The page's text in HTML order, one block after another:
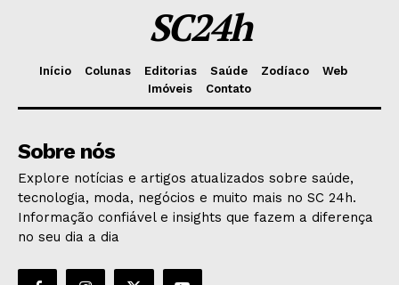
SC24h
Início Colunas Editorias Saúde Zodíaco
Web
Imóveis
Contato
Sobre nós
Explore notícias e artigos atualizados sobre saúde,
tecnologia, moda, negócios e muito mais no SC 24h.
Informação confiável e insights que fazem a diferença
no seu dia a dia